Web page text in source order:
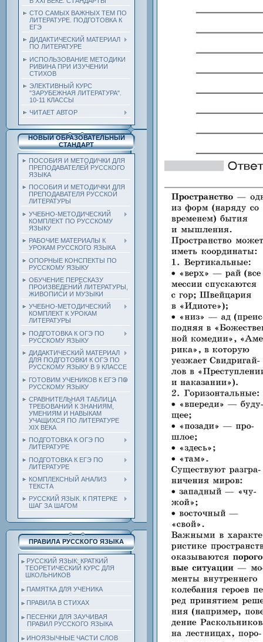
СТО САМЫХ ВАЖНЫХ ТЕМ ПО
ЛИТЕРАТУРЕ. ПОДГОТОВКА К
ЕГЭ
ДИДАКТИЧЕСКИЙ МАТЕРИАЛ
ПО ЛИТЕРАТУРЕ
ИСПОЛЬЗОВАНИЕ МЕТОДИКИ
РИВИНА ПРИ ИЗУЧЕНИИ
СТИХОВ
ЭЛЕКТИВНЫЙ КУРС
"ЗАРУБЕЖНАЯ ЛИТЕРАТУРА".
10-11 КЛАССЫ
ЧИТАЕТ АВТОР
НОВЫЙ ОБРАЗОВАТЕЛЬНЫЙ
СТАНДАРТ
ПОСОБИЯ И МЕТОДИЧКИ ДЛЯ
ПРЕПОДАВАТЕЛЕЙ РУССКОГО
ЯЗЫКА
ПОСОБИЯ И МЕТОДИЧКИ ДЛЯ
ПРЕПОДАВАТЕЛЯ РУССКОЙ
ЛИТЕРАТУРЫ
УЧЕБНО-МЕТОДИЧЕСКИЙ
КОМПЛЕКТ ПО РУССКОМУ
ЯЗЫКУ
РАБОЧИЕ МАТЕРИАЛЫ К
УРОКАМ РУССКОГО ЯЗЫКА
ОПОРНЫЕ КОНСПЕКТЫ ПО
РУССКОМУ ЯЗЫКУ
ОБУЧЕНИЕ ПЕРЕСКАЗУ
ПРОИЗВЕДЕНИЙ ЛИТЕРАТУРЫ,
ЖИВОПИСИ И МУЗЫКИ
УЧЕБНО-МЕТОДИЧЕСКИЙ
КОМПЛЕКТ К УРОКАМ
ЛИТЕРАТУРЫ
ПОДГОТОВКА К ОГЭ ПО
РУССКОМУ ЯЗЫКУ
ДИДАКТИЧЕСКИЙ МАТЕРИАЛ
ДЛЯ ПОДГОТОВКИ К ОГЭ ПО
РУССКОМУ ЯЗЫКУ В 9 КЛАССЕ
ГОТОВИМ УЧЕНИКОВ К ЕГЭ ПО
РУССКОМУ ЯЗЫКУ
СРАВНИТЕЛЬНАЯ ТАБЛИЦА
ТРЕБОВАНИЙ К ЗНАНИЯМ,
УМЕНИЯМ И НАВЫКАМ
УЧАЩИХСЯ ПО ЛИТЕРАТУРЕ
ХIХ ВЕКА
ПОДГОТОВКА К ОГЭ ПО
ЛИТЕРАТУРЕ
ПОДГОТОВКА К ЕГЭ ПО
ЛИТЕРАТУРЕ
КОМПЛЕКСНЫЙ АНАЛИЗ
ТЕКСТА
РУССКИЙ ЯЗЫК. К ПЯТЕРКЕ
ШАГ ЗА ШАГОМ
ПРАВИЛА РУССКОГО ЯЗЫКА
РУССКИЙ ЯЗЫК: КРАТКИЙ
ТЕОРЕТИЧЕСКИЙ КУРС ДЛЯ
ШКОЛЬНИКОВ
ПАМЯТКА ДЛЯ УЧЕНИКА
ПРАВИЛА В СТИХАХ
ПЕСЕНКИ ДЛЯ ЗАУЧИВАЯ
ПРАВИЛ РУССКОГО ЯЗЫКА
ИНОЯЗЫЧНЫЕ ЧАСТИ СЛОВ